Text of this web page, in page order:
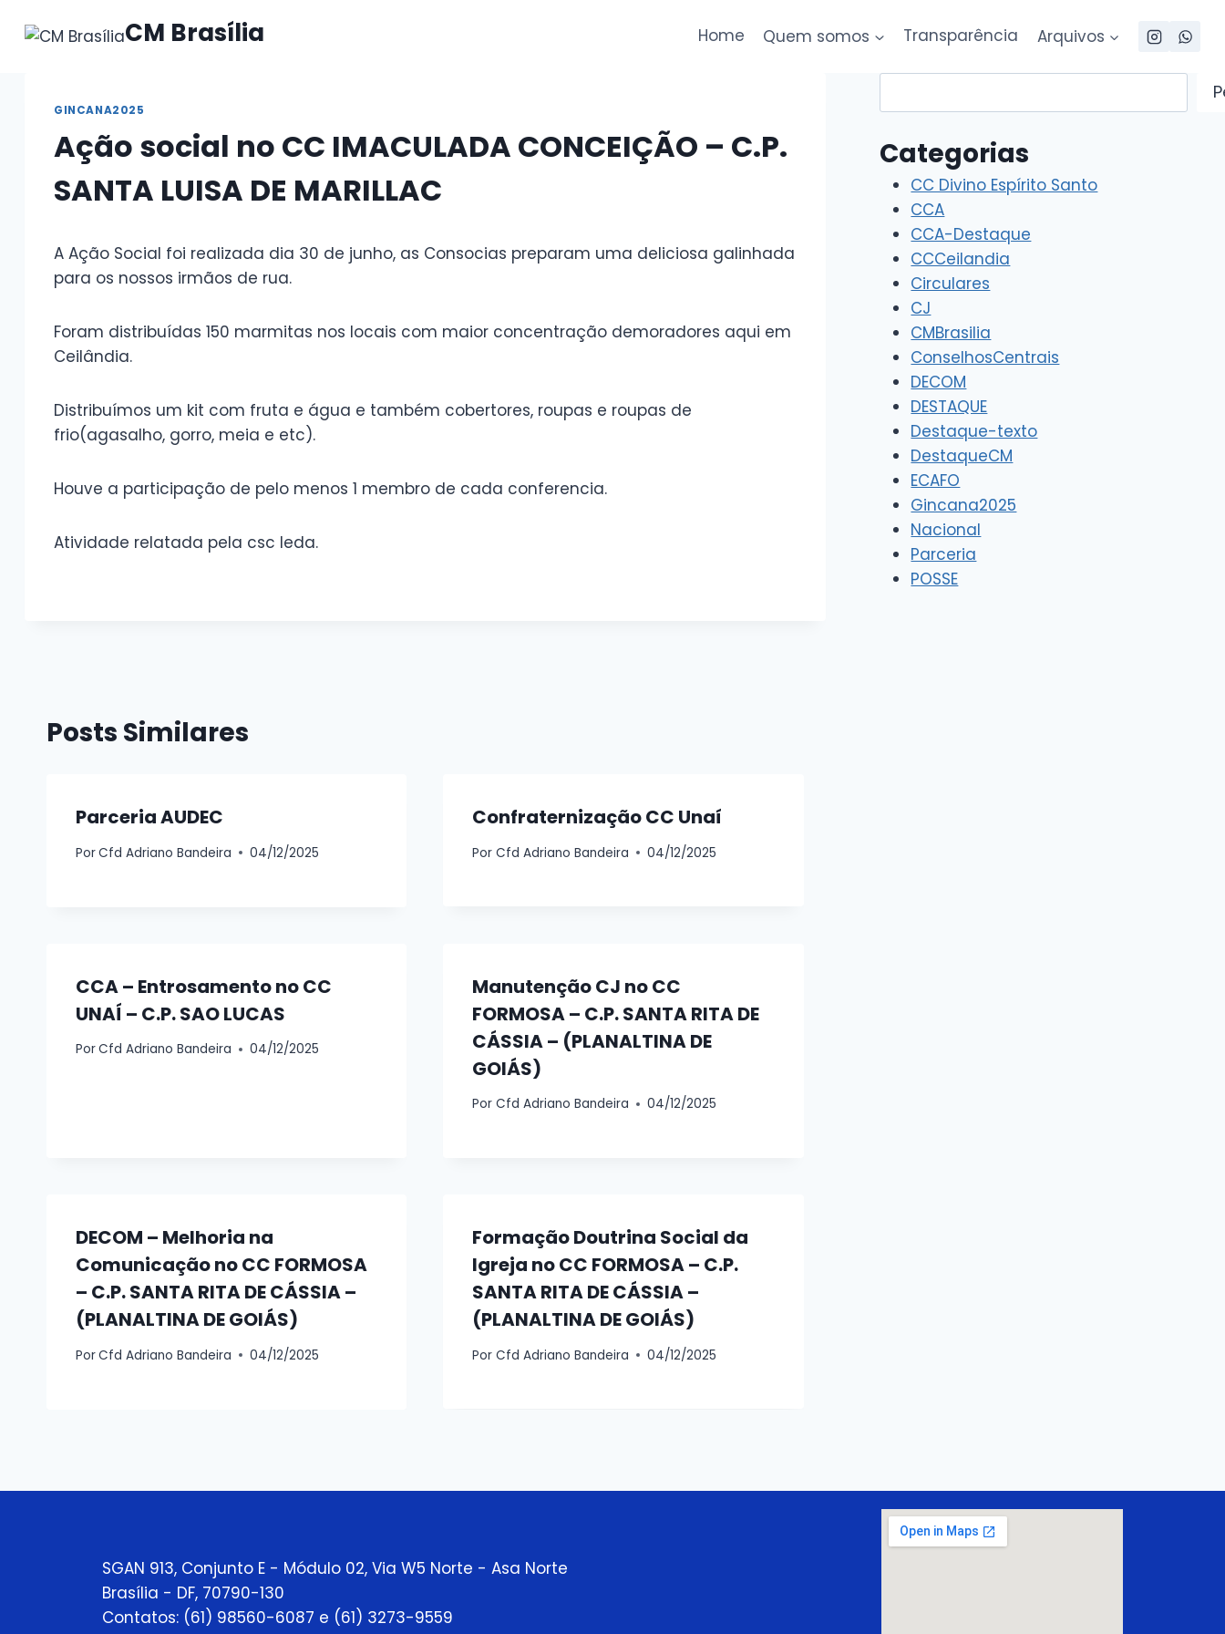
para
CM Brasília Home Quem somos Transparência Arquivos
GINCANA2025
Ação social no CC IMACULADA CONCEIÇÃO – C.P.
SANTA LUISA DE MARILLAC
A Ação Social foi realizada dia 30 de junho, as Consocias preparam uma deliciosa galinhada
para os nossos irmãos de rua.
Foram distribuídas 150 marmitas nos locais com maior concentração demoradores aqui em
Ceilândia.
Distribuímos um kit com fruta e água e também cobertores, roupas e roupas de
frio(agasalho, gorro, meia e etc).
Houve a participação de pelo menos 1 membro de cada conferencia.
Atividade relatada pela csc Ieda.
Posts Similares
Parceria AUDEC
PorCfd Adriano Bandeira 04/12/2025
Confraternização CC Unaí
Por Cfd Adriano Bandeira 04/12/2025
CCA – Entrosamento no CC
UNAÍ – C.P. SAO LUCAS
PorCfd Adriano Bandeira 04/12/2025
Manutenção CJ no CC
FORMOSA – C.P. SANTA RITA DE
CÁSSIA – (PLANALTINA DE
GOIÁS)
Por Cfd Adriano Bandeira 04/12/2025
DECOM – Melhoria na
Comunicação no CC FORMOSA
– C.P. SANTA RITA DE CÁSSIA –
(PLANALTINA DE GOIÁS)
PorCfd Adriano Bandeira 04/12/2025
Formação Doutrina Social da
Igreja no CC FORMOSA – C.P.
SANTA RITA DE CÁSSIA –
(PLANALTINA DE GOIÁS)
Por Cfd Adriano Bandeira 04/12/2025
Categorias
CC Divino Espírito Santo
CCA
CCA-Destaque
CCCeilandia
Circulares
CJ
CMBrasilia
ConselhosCentrais
DECOM
DESTAQUE
Destaque-texto
DestaqueCM
ECAFO
Gincana2025
Nacional
Parceria
POSSE
SGAN 913, Conjunto E - Módulo 02, Via W5 Norte - Asa Norte
Brasília - DF, 70790-130
Contatos: (61) 98560-6087 e (61) 3273-9559